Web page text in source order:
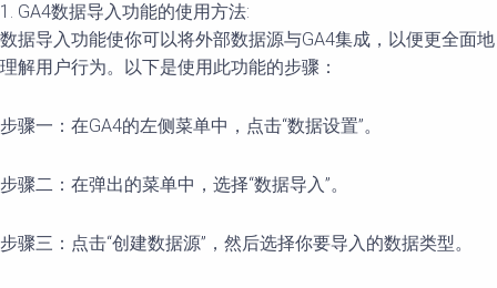
1. GA4数据导入功能的使用方法:
数据导入功能使你可以将外部数据源与GA4集成，以便更全面地
理解用户行为。以下是使用此功能的步骤：
步骤一：在GA4的左侧菜单中，点击“数据设置”。
步骤二：在弹出的菜单中，选择“数据导入”。
步骤三：点击“创建数据源”，然后选择你要导入的数据类型。